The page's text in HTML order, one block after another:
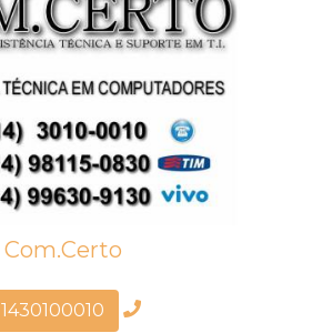
Com.Certo
1430100010